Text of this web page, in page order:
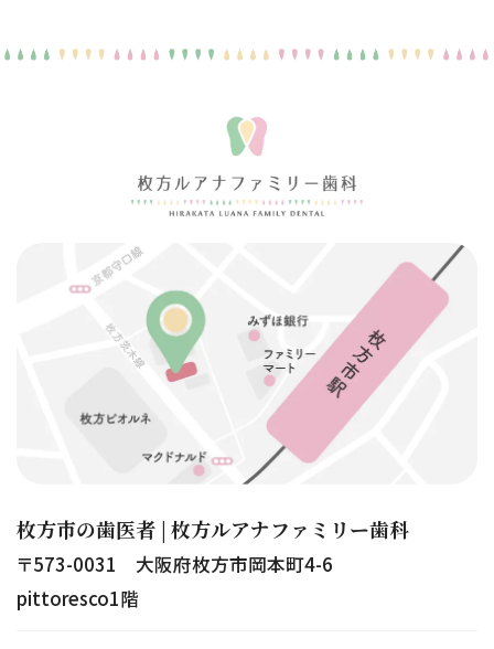
枚方市の歯医者 | 枚方ルアナファミリー歯科
〒573-0031 大阪府枚方市岡本町4-6
pittoresco1階